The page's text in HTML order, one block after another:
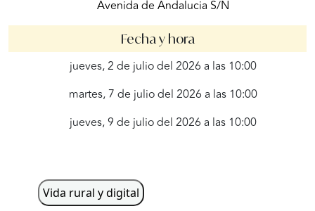
Avenida de Andalucia S/N
Fecha y hora
jueves, 2 de julio del 2026 a las 10:00
martes, 7 de julio del 2026 a las 10:00
jueves, 9 de julio del 2026 a las 10:00
Vida rural y digital